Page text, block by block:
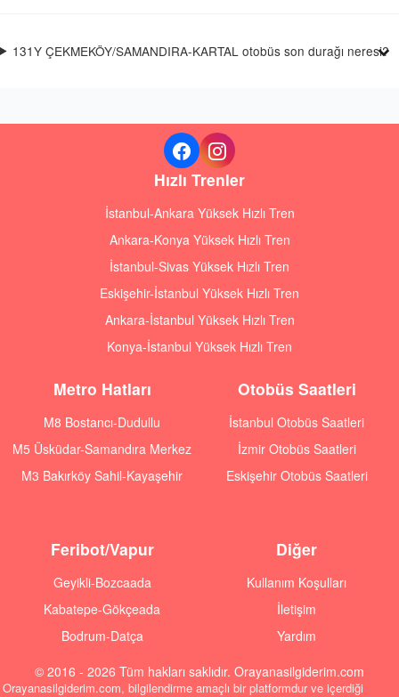
131Y ÇEKMEKÖY/SAMANDIRA-KARTAL otobüs son durağı neresi?
Hızlı Trenler
İstanbul-Ankara Yüksek Hızlı Tren
Ankara-Konya Yüksek Hızlı Tren
İstanbul-Sivas Yüksek Hızlı Tren
Eskişehir-İstanbul Yüksek Hızlı Tren
Ankara-İstanbul Yüksek Hızlı Tren
Konya-İstanbul Yüksek Hızlı Tren
Metro Hatları
M8 Bostancı-Dudullu
M5 Üsküdar-Samandıra Merkez
M3 Bakırköy Sahil-Kayaşehir
Otobüs Saatleri
İstanbul Otobüs Saatleri
İzmir Otobüs Saatleri
Eskişehir Otobüs Saatleri
Feribot/Vapur
Geyikli-Bozcaada
Kabatepe-Gökçeada
Bodrum-Datça
Diğer
Kullanım Koşulları
İletişim
Yardım
© 2016 - 2026 Tüm hakları saklıdır. Orayanasilgiderim.com
Orayanasilgiderim.com, bilgilendirme amaçlı bir platformdur ve içerdiği